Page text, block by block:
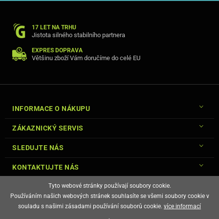
17 LET NA TRHU
Jistota silného stabilního partnera
EXPRES DOPRAVA
Většinu zboží Vám doručíme do celé EU
INFORMACE O NÁKUPU
ZÁKAZNICKÝ SERVIS
SLEDUJTE NÁS
KONTAKTUJTE NÁS
Tyto webové stránky používají soubory cookie.
Používáním našich webových stránek souhlasíte se všemi soubory cookie v
souladu s našimi zásadami používání souborů cookie. více informací